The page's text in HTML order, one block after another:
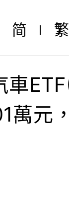
简 繁
車
萬元